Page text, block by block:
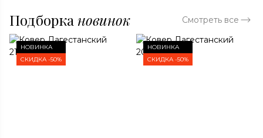
Подборка новинок Смотреть все
НОВИНКА
СКИДКА -50%
НОВИНКА
СКИДКА -50%